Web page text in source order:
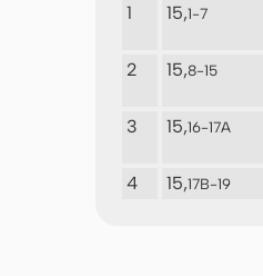
1 15,1-7
2 15,8-15
3 15,16-17A
4 15,17B-19